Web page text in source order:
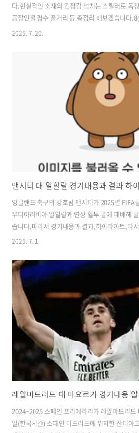
다.현실적인 소재와 긴장감 넘치는 스릴러로 독
등장인물 평수 줄거리 등 총정리 해보겠습니다
시일 : 2025년 7월 18일-장르 : 드라마 스릴러-등
터 아파트로 내 집 마련에 성공한 영끌족 우성이
소음에 시달리며 벌어지는 예측불허 스릴러 이
등장인물 ① 노우성 역 (강하늘) 30대 직장인으
엄마의 마늘밭까지 끌어 모아 평생 소원인 내 집
리 대출 이자를 감당하기 힘든 현실 속 고군분투
2025. 7. 20.
잉글랜드 축구의 강호팀 맨시티가 2025년 FIFA
우디아라비아 알힐랄과 연장 혈투 끝에 패배해
습니다.따라서 경기내용과 결과,하이라이트,다
보겠습니다. 맨시티 대 알힐랄 경기내용과 결과
럽으로 자리잡게 되었습니다.경기내용과 결과
{전반전} : 전반전은 맨시티가 압도했습니다.전반
가 왼쪽 골라인 부근에서 컷백을 넣은 게 알힐랄
혼전이 벌어졌고,베르나르두 실바가 왼발로 차
그리고 맨시티는 공세를 퍼부었지만 알힐랄의 수
쇼에 막혔습니다.전반24..
2025. 7. 1.
레알마드리드 대 마요르카 경기내용
2024~2025 스페인 프리메라리가 레알마드리드
일(한국시간) 스페인 마드리드에 위치한 산티아